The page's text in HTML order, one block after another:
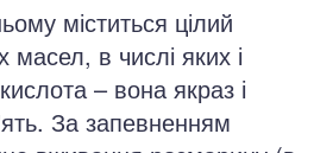
міститься цілий
масел, в числі яких і
– вона якраз і
За запевненням